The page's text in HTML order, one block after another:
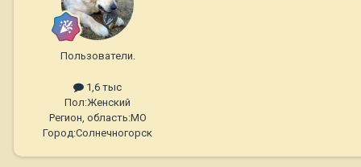
Пользователи.
1,6 тыс
Пол:Женский
Регион, область:МО
Город:Солнечногорск